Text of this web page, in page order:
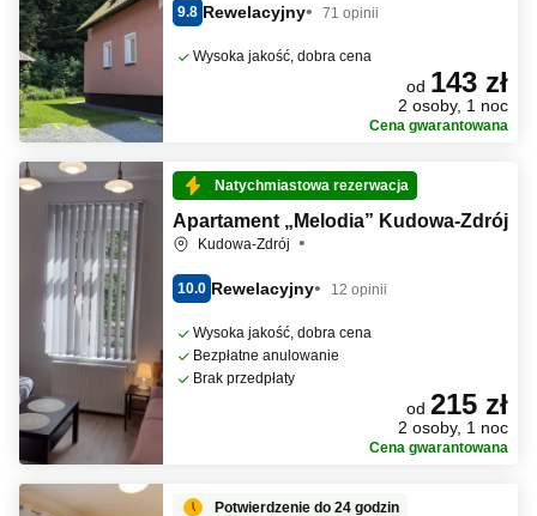
9.8 Rewelacyjny 71 opinii
Wysoka jakość, dobra cena
od 143 zł
2 osoby, 1 noc
Cena gwarantowana
Natychmiastowa rezerwacja
Apartament „Melodia” Kudowa-Zdrój
Kudowa-Zdrój
10.0 Rewelacyjny 12 opinii
Wysoka jakość, dobra cena
Bezpłatne anulowanie
Brak przedpłaty
od 215 zł
2 osoby, 1 noc
Cena gwarantowana
Potwierdzenie do 24 godzin